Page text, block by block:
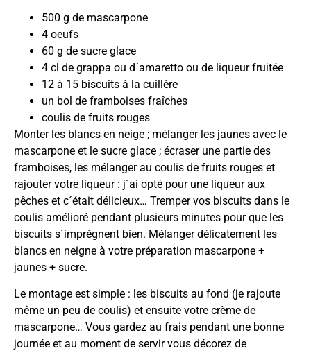
500 g de mascarpone
4 oeufs
60 g de sucre glace
4 cl de grappa ou d´amaretto ou de liqueur fruitée
12 à 15 biscuits à la cuillère
un bol de framboises fraîches
coulis de fruits rouges
Monter les blancs en neige ; mélanger les jaunes avec le
mascarpone et le sucre glace ; écraser une partie des
framboises, les mélanger au coulis de fruits rouges et
rajouter votre liqueur : j´ai opté pour une liqueur aux
pêches et c´était délicieux… Tremper vos biscuits dans le
coulis amélioré pendant plusieurs minutes pour que les
biscuits s´imprègnent bien. Mélanger délicatement les
blancs en neigne à votre préparation mascarpone +
jaunes + sucre.
Le montage est simple : les biscuits au fond (je rajoute
même un peu de coulis) et ensuite votre crème de
mascarpone… Vous gardez au frais pendant une bonne
journée et au moment de servir vous décorez de